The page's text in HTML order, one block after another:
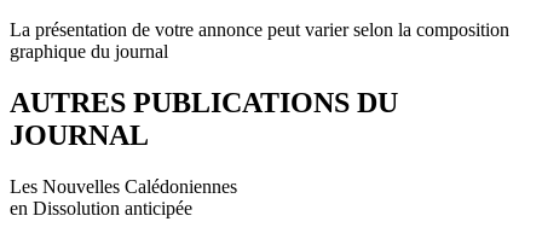
La présentation de votre annonce peut varier selon la composition
graphique du journal
AUTRES PUBLICATIONS DU
JOURNAL
Les Nouvelles Calédoniennes
en Dissolution anticipée